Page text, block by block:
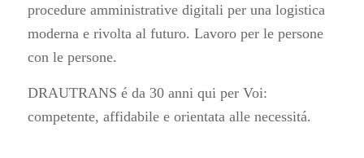
procedure amministrative digitali per una logistica
moderna e rivolta al futuro. Lavoro per le persone
con le persone.
DRAUTRANS é da 30 anni qui per Voi:
competente, affidabile e orientata alle necessitá.